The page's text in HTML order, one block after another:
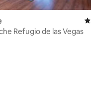
Refugio de las Vegas